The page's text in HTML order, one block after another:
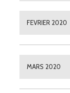
FEVRIER 2020
MARS 2020